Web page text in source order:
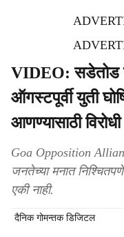
VIDEO: सडेतोड
ऑगस्टपूर्वी युती
आणण्यासाठी
Goa Opposition
जनतेच्या मनात
एकी नाही.
दैनिक गोमन्तक डिजिटल